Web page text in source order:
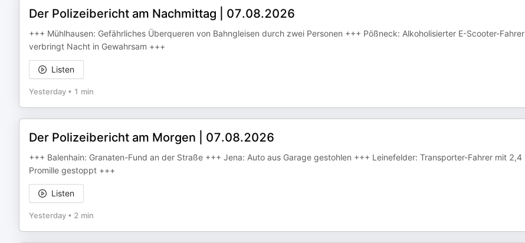
Der Polizeibericht am Nachmittag | 07.08.2026
+++ Mühlhausen: Gefährliches Überqueren von Bahngleisen durch zwei Personen +++ Pößneck: Alkoholisierter E-Scooter-Fahrer
verbringt Nacht in Gewahrsam +++
Listen
Yesterday • 1 min
Der Polizeibericht am Morgen | 07.08.2026
+++ Balenhain: Granaten-Fund an der Straße +++ Jena: Auto aus Garage gestohlen +++ Leinefelder: Transporter-Fahrer mit 2,4
Promille gestoppt +++
Listen
Yesterday • 2 min